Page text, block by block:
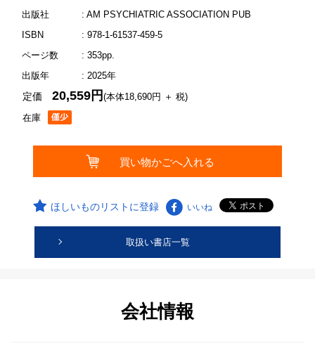
出版社
: AM PSYCHIATRIC ASSOCIATION PUB
ISBN
: 978-1-61537-459-5
ページ数
: 353pp.
出版年
: 2025年
在庫
定価20,559円(本体18,690円 ＋ 税)
ほしいものリストに登録 いいね
取扱い書店一覧
会社情報